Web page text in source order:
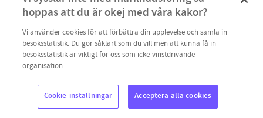
1231368703
Läs vad vi vill göra
hoppas att du är okej med våra kakor?
Vi använder cookies för att förbättra din upplevelse och samla in
besöksstatistik. Du gör såklart som du vill men att kunna få in
besöksstatistik är viktigt för oss som icke-vinstdrivande
organisation.
Cookie-inställningar Acceptera alla cookies